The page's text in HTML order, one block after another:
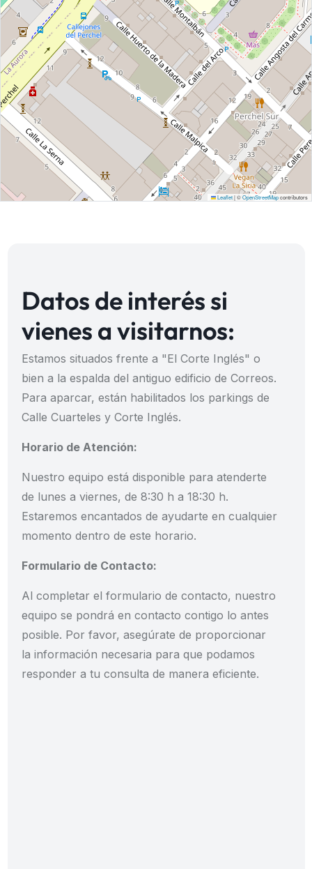
Leaflet|©OpenStreetMapcontributors
Datos de interés si
vienes a visitarnos:
Estamos situados frente a "El Corte Inglés" o
bien a la espalda del antiguo edificio de Correos.
Para aparcar, están habilitados los parkings de
Calle Cuarteles y Corte Inglés.
Horario de Atención:
Nuestro equipo está disponible para atenderte
de lunes a viernes, de 8:30 h a 18:30 h.
Estaremos encantados de ayudarte en cualquier
momento dentro de este horario.
Formulario de Contacto:
Al completar el formulario de contacto, nuestro
equipo se pondrá en contacto contigo lo antes
posible. Por favor, asegúrate de proporcionar
la información necesaria para que podamos
responder a tu consulta de manera eficiente.